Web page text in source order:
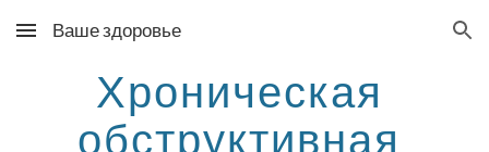
Skip to main content Skip to navigation
Ваше здоровье
Хроническая
обструктивная